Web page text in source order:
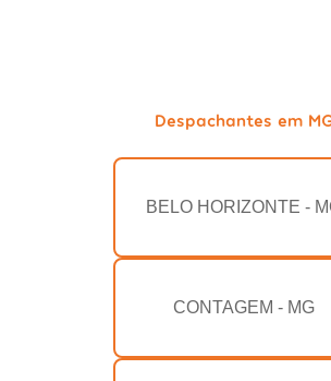
Despachantes em
BELO HORIZONTE -
CONTAGEM - MG